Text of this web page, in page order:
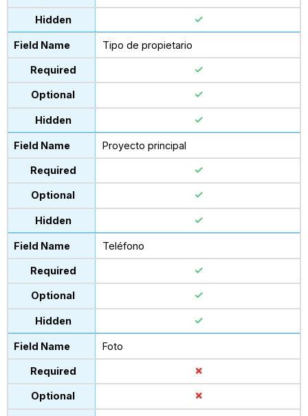
Tipo de propietario
Proyecto principal
Teléfono
Foto